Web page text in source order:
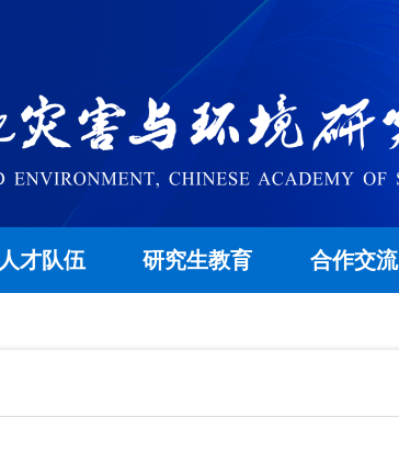
人才队伍 研究生教育 合作交流